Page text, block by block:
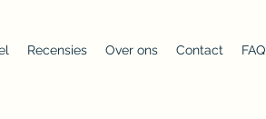
Recensies Over ons Contact FAQ